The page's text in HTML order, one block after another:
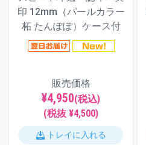
印 12mm（パールカラー
柘 たんぽぽ）ケース付
販売価格
¥4,950(税込)
(税抜 ¥4,500)
トレイに入れる